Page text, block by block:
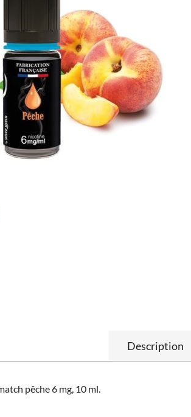
Description
pêche 6 mg, 10 ml.